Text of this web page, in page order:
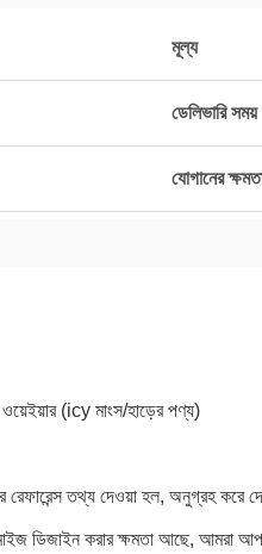
মূল্য
ডেলিভারি সময়
যোগানের
ওয়েইয়ার (icy মাংস/হাড়ের পণ্য)
রেফারেন্স তথ্য দেওয়া হল, অনুগ্রহ করে
ডিজাইন করার ক্ষমতা আছে, আমরা